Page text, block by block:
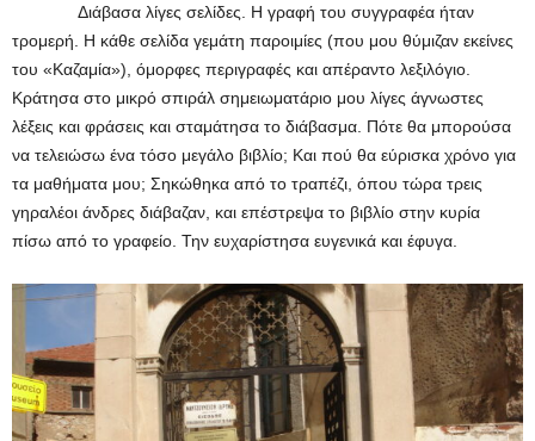
Διάβασα λίγες σελίδες. Η γραφή του συγγραφέα ήταν
τρομερή. Η κάθε σελίδα γεμάτη παροιμίες (που μου θύμιζαν εκείνες
του «Καζαμία»), όμορφες περιγραφές και απέραντο λεξιλόγιο.
Κράτησα στο μικρό σπιράλ σημειωματάριο μου λίγες άγνωστες
λέξεις και φράσεις και σταμάτησα το διάβασμα. Πότε θα μπορούσα
να τελειώσω ένα τόσο μεγάλο βιβλίο; Και πού θα εύρισκα χρόνο για
τα μαθήματα μου; Σηκώθηκα από το τραπέζι, όπου τώρα τρεις
γηραλέοι άνδρες διάβαζαν, και επέστρεψα το βιβλίο στην κυρία
πίσω από το γραφείο. Την ευχαρίστησα ευγενικά και έφυγα.